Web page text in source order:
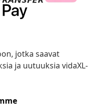
jotka saavat
ja uutuuksia vidaXL-